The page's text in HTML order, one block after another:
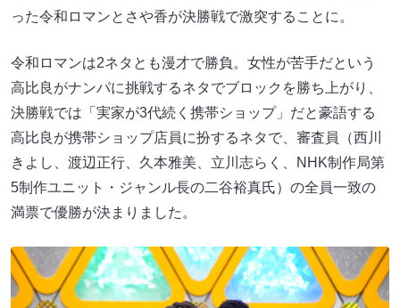
った令和ロマンとさや香が決勝戦で激突することに。
令和ロマンは2ネタとも漫才で勝負。女性が苦手だという
高比良がナンパに挑戦するネタでブロックを勝ち上がり、
決勝戦では「実家が3代続く携帯ショップ」だと豪語する
高比良が携帯ショップ店員に扮するネタで、審査員（西川
きよし、渡辺正行、久本雅美、立川志らく、NHK制作局第
5制作ユニット・ジャンル長の二谷裕真氏）の全員一致の
満票で優勝が決まりました。